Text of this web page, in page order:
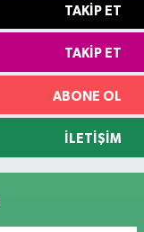
TAKIP ET
TAKIP ET
ABONE OL
İLETIŞIM